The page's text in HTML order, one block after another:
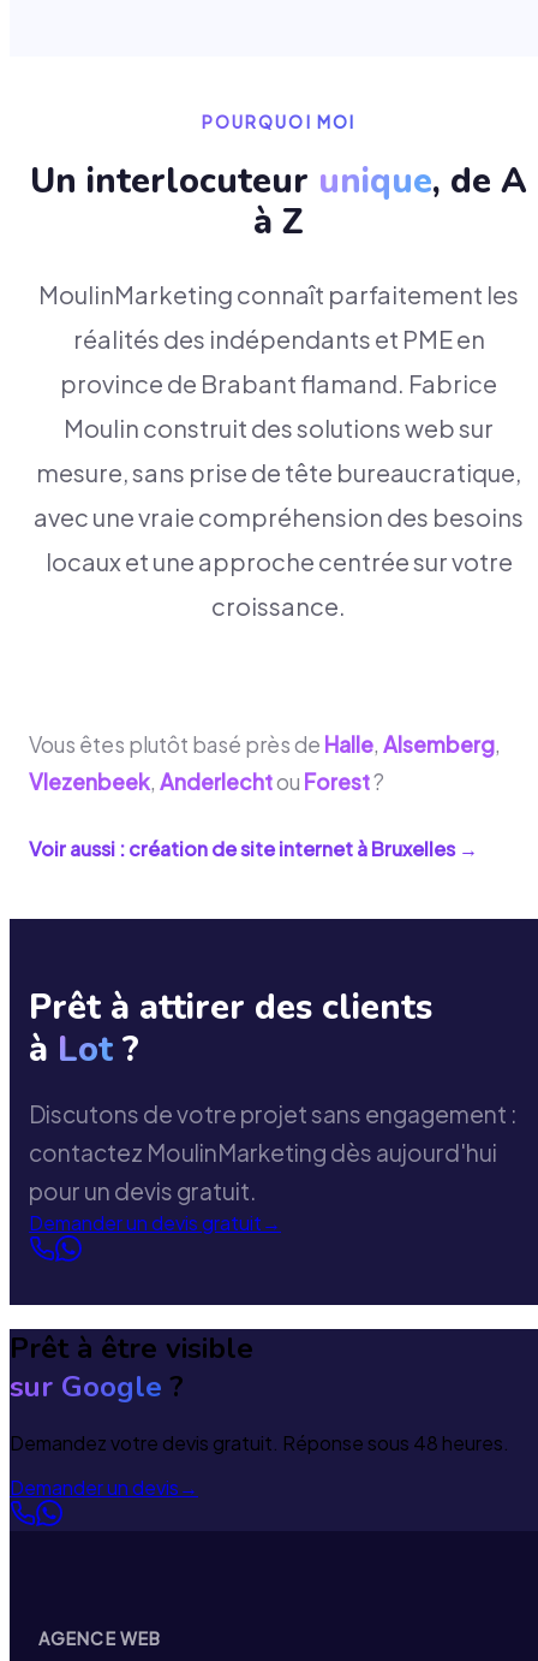
POURQUOI MOI
Un interlocuteur unique, de A
à Z
MoulinMarketing connaît parfaitement les
réalités des indépendants et PME en
province de Brabant flamand. Fabrice
Moulin construit des solutions web sur
mesure, sans prise de tête bureaucratique,
avec une vraie compréhension des besoins
locaux et une approche centrée sur votre
croissance.
Vous êtes plutôt basé près de Halle, Alsemberg,
Vlezenbeek, Anderlechtou Forest?
Voir aussi : création de site internet àBruxelles→
Prêt à attirer des clients
à Lot ?
Discutons de votre projet sans engagement :
contactez MoulinMarketing dès aujourd'hui
pour un devis gratuit.
Demander un devis gratuit→
Prêt à être visible
sur Google ?
Demandez votre devis gratuit. Réponse sous 48 heures.
Demander un devis→
AGENCE WEB